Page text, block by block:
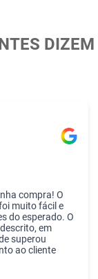
DIZEM
compra! O
muito fácil e
do esperado. O
em
superou
ao cliente